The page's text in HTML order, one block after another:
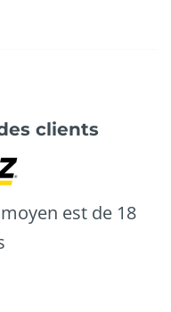
clients
est de 18